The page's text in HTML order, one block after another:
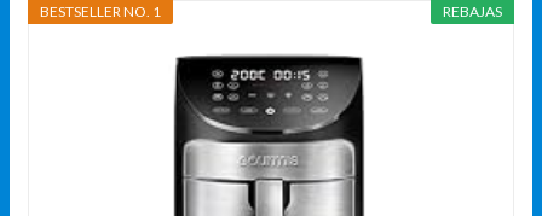
REBAJAS
BESTSELLER NO. 1